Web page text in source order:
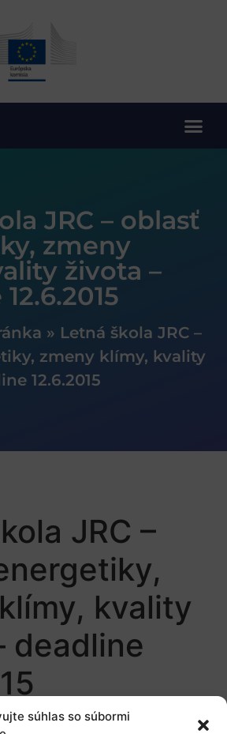
súhlas so súbormi
JRC – oblasť
zmeny
života –
» Letná škola JRC –
zmeny klímy, kvality
12.6.2015
JRC –
kvality
deadline